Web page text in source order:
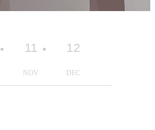
11
NOV
12
DEC